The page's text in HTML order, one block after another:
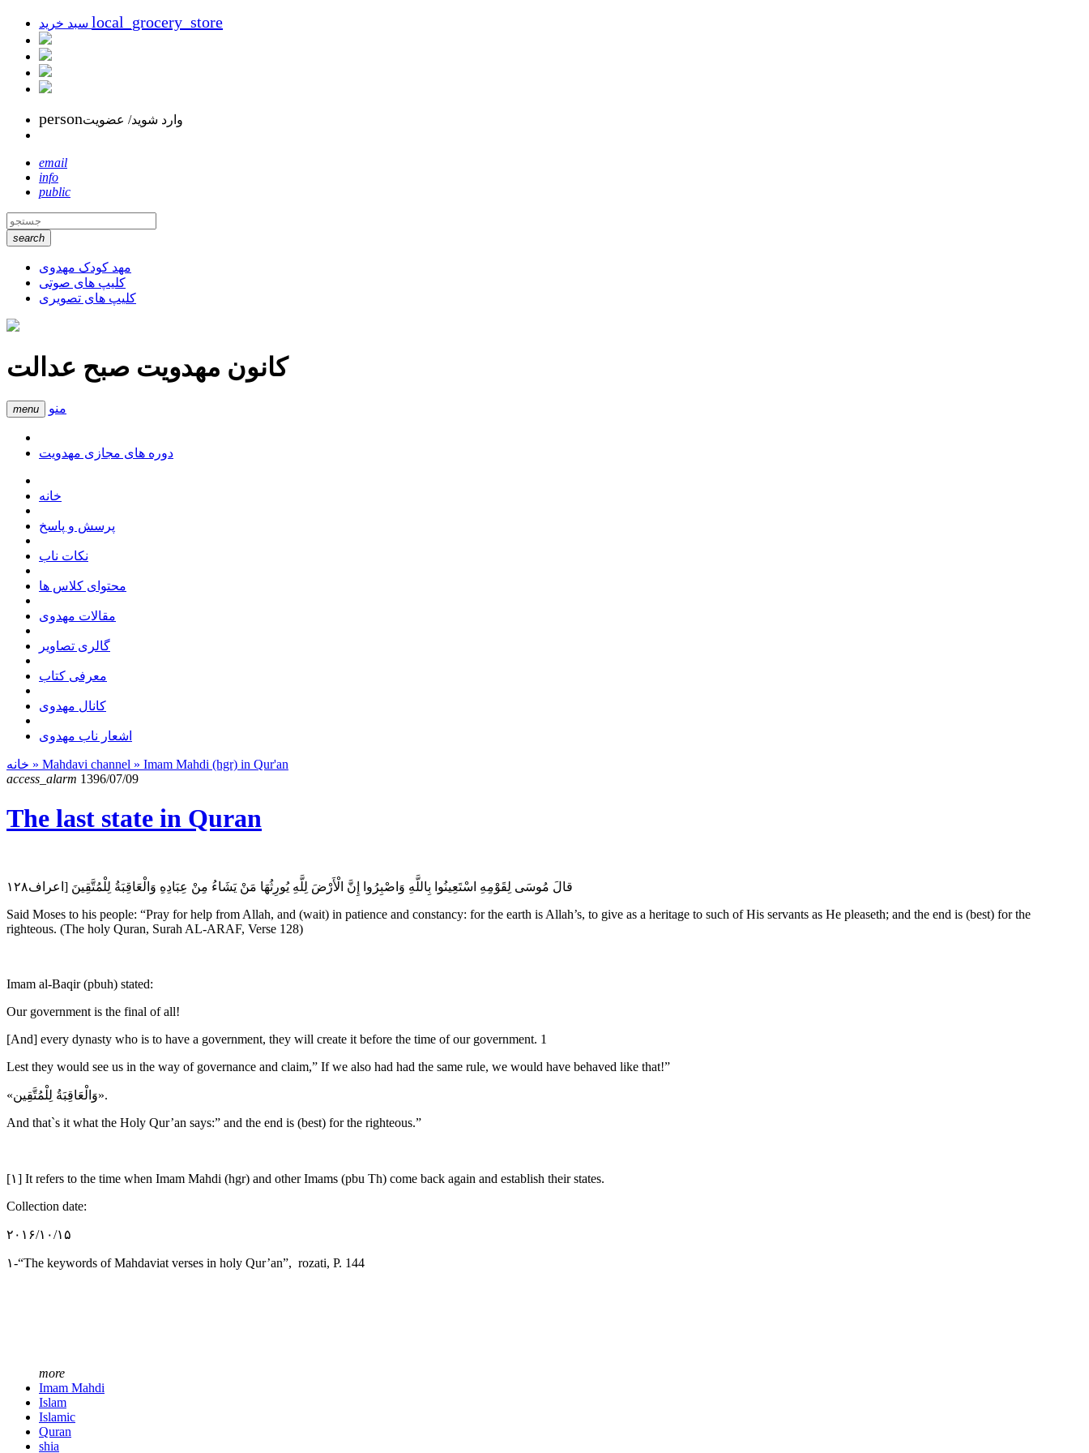
local_grocery_store
personوارد شوید/ عضویت
email
info
public
search
مهد کودک مهدوی
کلیپ های صوتی
کلیپ های تصویری
کانون مهدویت صبح عدالت
menu منو
دوره های مجازی مهدویت
خانه
پرسش و پاسخ
نکات ناب
محتوای کلاس ها
مقالات مهدوی
گالری تصاویر
معرفی کتاب
کانال مهدوی
اشعار ناب مهدوی
» Mahdavi channel » Imam Mahdi (hgr) in Qur'an
access_alarm 1396/07/09
The last state in Quran
قالَ مُوسَى لِقَوْمِهِ اسْتَعِينُوا بِاللَّهِ وَاصْبِرُوا إِنَّ الْأَرْضَ لِلَّهِ يُورِثُهَا مَنْ يَشَاءُ مِنْ عِبَادِهِ وَالْعَاقِبَةُ لِلْمُتَّقِينَ [اعراف۱۲۸
Said Moses to his people: “Pray for help from Allah, and (wait) in patience and constancy: for the earth is Allah’s, to give as a heritage to such of His servants as He pleaseth; and the end is (best) for the
righteous. (The holy Quran, Surah AL-ARAF, Verse 128)
Imam al-Baqir (pbuh) stated:
Our government is the final of all!
[And] every dynasty who is to have a government, they will create it before the time of our government. 1
Lest they would see us in the way of governance and claim,” If we also had had the same rule, we would have behaved like that!”
«وَالْعَاقِبَةُ لِلْمُتَّقِين».
And that`s it what the Holy Qur’an says:” and the end is (best) for the righteous.”
[۱] It refers to the time when Imam Mahdi (hgr) and other Imams (pbu Th) come back again and establish their states.
Collection date:
۲۰۱۶/۱۰/۱۵
۱-“The keywords of Mahdaviat verses in holy Qur’an”, rozati, P. 144
more
Imam Mahdi
Islam
Islamic
Quran
shia